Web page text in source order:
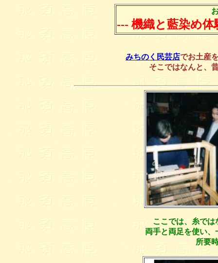
--- 機織と藍染め
みちのく民芸店でお土産
そこではなんと、
ここでは、糸で
両手と両足を使い
所要